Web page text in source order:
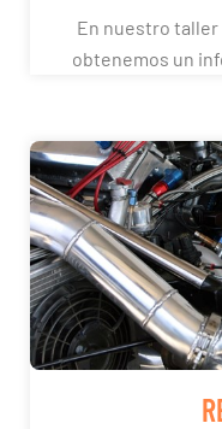
En nuestro taller
obtenemos un